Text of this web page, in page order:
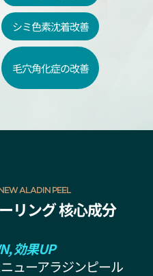
シミ色素沈着改善
毛穴角化症の改善
リング 核心成分
ALADIN PEEL
効果UP
ューアラジンピール